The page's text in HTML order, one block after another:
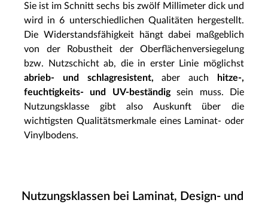
Sie ist im Schnitt sechs bis zwölf Millimeter dick und
wird in 6 unterschiedlichen Qualitäten hergestellt.
Die Widerstandsfähigkeit hängt dabei maßgeblich
von der Robustheit der Oberflächenversiegelung
bzw. Nutzschicht ab, die in erster Linie möglichst
abrieb- und schlagresistent,aber auch hitze-,
feuchtigkeits- und UV-beständigsein muss. Die
Nutzungsklasse gibt also Auskunft über die
wichtigsten Qualitätsmerkmale eines Laminat- oder
Vinylbodens.
Nutzungsklassen bei Laminat, Design- und